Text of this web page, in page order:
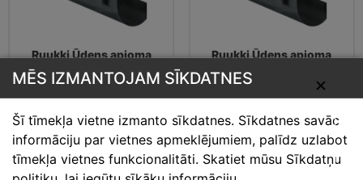
Ruukki Ūdens apjoma
RR23/tumši pelēks
20.49€
Ruukki Ūdens apjoma
RR2H3/antracītpelēks
20.49€
✕
MĒS IZMANTOJAM SĪKDATNES
Šī tīmekļa vietne izmanto sīkdatnes. Sīkdatnes savāc
informāciju par vietnes apmeklējumiem, palīdz uzlabot
tīmekļa vietnes funkcionalitāti. Skatiet mūsu Sīkdatņu